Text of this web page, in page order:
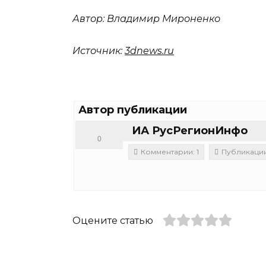
Автор: Владимир Мироненко
Источник: 3dnews.ru
Автор публикации
ИА РусРегионИнфо
0
Комментарии: 1
Оцените статью